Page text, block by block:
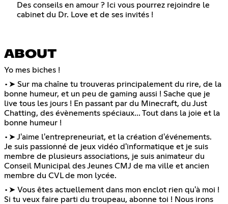
Des conseils en amour ? Ici vous pourrez rejoindre le
cabinet du Dr. Love et de ses invités !
ABOUT
Yo mes biches !
•➤ Sur ma chaîne tu trouveras principalement du rire, de la
bonne humeur, et un peu de gaming aussi ! Sache que je
live tous les jours ! En passant par du Minecraft, du Just
Chatting, des évènements spéciaux... Tout dans la joie et la
bonne humeur !
•➤ J'aime l'entrepreneuriat, et la création d'événements.
Je suis passionné de jeux vidéo d'informatique et je suis
membre de plusieurs associations, je suis animateur du
Conseil Municipal des Jeunes CMJ de ma ville et ancien
membre du CVL de mon lycée.
•➤ Vous êtes actuellement dans mon enclot rien qu'à moi !
Si tu veux faire parti du troupeau, abonne toi ! Nous irons